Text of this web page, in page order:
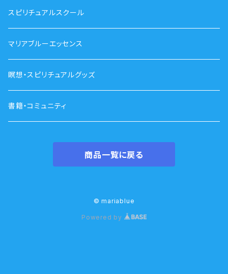
スピリチュアルスクール
マリアブルーエッセンス
瞑想・スピリチュアルグッズ
書籍・コミュニティ
商品一覧に戻る
© mariablue
Powered by